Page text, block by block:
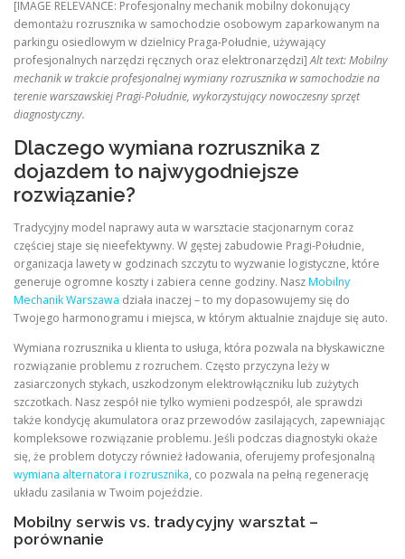
[IMAGE RELEVANCE: Profesjonalny mechanik mobilny dokonujący
demontażu rozrusznika w samochodzie osobowym zaparkowanym na
parkingu osiedlowym w dzielnicy Praga-Południe, używający
profesjonalnych narzędzi ręcznych oraz elektronarzędzi]Alt text: Mobilny
mechanik w trakcie profesjonalnej wymiany rozrusznika w samochodzie na
terenie warszawskiej Pragi-Południe, wykorzystujący nowoczesny sprzęt
diagnostyczny.
Dlaczego wymiana rozrusznika z
dojazdem to najwygodniejsze
rozwiązanie?
Tradycyjny model naprawy auta w warsztacie stacjonarnym coraz
częściej staje się nieefektywny. W gęstej zabudowie Pragi-Południe,
organizacja lawety w godzinach szczytu to wyzwanie logistyczne, które
generuje ogromne koszty i zabiera cenne godziny. NaszMobilny
Mechanik Warszawa działa inaczej – to my dopasowujemy się do
Twojego harmonogramu i miejsca, w którym aktualnie znajduje się auto.
Wymiana rozrusznika u klienta to usługa, która pozwala na błyskawiczne
rozwiązanie problemu z rozruchem. Często przyczyna leży w
zasiarczonych stykach, uszkodzonym elektrowłączniku lub zużytych
szczotkach. Nasz zespół nie tylko wymieni podzespół, ale sprawdzi
także kondycję akumulatora oraz przewodów zasilających, zapewniając
kompleksowe rozwiązanie problemu. Jeśli podczas diagnostyki okaże
się, że problem dotyczy również ładowania, oferujemy profesjonalną
wymiana alternatora i rozrusznika, co pozwala na pełną regenerację
układu zasilania w Twoim pojeździe.
Mobilny serwis vs. tradycyjny warsztat –
porównanie